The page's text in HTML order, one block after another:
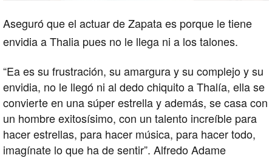
Aseguró que el actuar de Zapata es porque le tiene
envidia a Thalia pues no le llega ni a los talones.
“Ea es su frustración, su amargura y su complejo y su
envidia, no le llegó ni al dedo chiquito a Thalía, ella se
convierte en una súper estrella y además, se casa con
un hombre exitosísimo, con un talento increíble para
hacer estrellas, para hacer música, para hacer todo,
imagínate lo que ha de sentir”. Alfredo Adame